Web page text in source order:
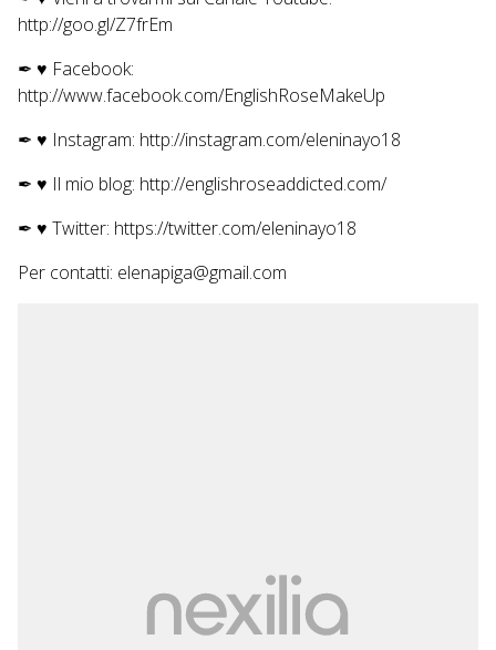
http://goo.gl/Z7frEm
✒ ♥ Facebook:
http://www.facebook.com/EnglishRoseMakeUp
✒ ♥ Instagram: http://instagram.com/eleninayo18
✒ ♥ Il mio blog: http://englishroseaddicted.com/
✒ ♥ Twitter: https://twitter.com/eleninayo18
Per contatti: elenapiga@gmail.com